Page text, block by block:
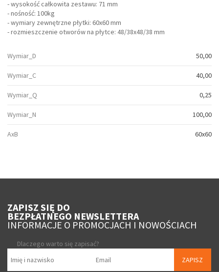
- wysokość całkowita zestawu: 71 mm
- nośność: 100kg
- wymiary zewnętrzne płytki: 60x60 mm
- rozmieszczenie otworów na płytce: 48/38x48/38 mm
Wymiar_D 50,00
Wymiar_C 40,00
Wymiar_Q 0,25
Wymiar_N 100,00
AxB 60x60
ZAPISZ SIĘ DO
BEZPŁATNEGO NEWSLETTERA
INFORMACJE O PROMOCJACH I NOWOŚCIACH
Dlaczego warto się zapisać?
ZAPISZ